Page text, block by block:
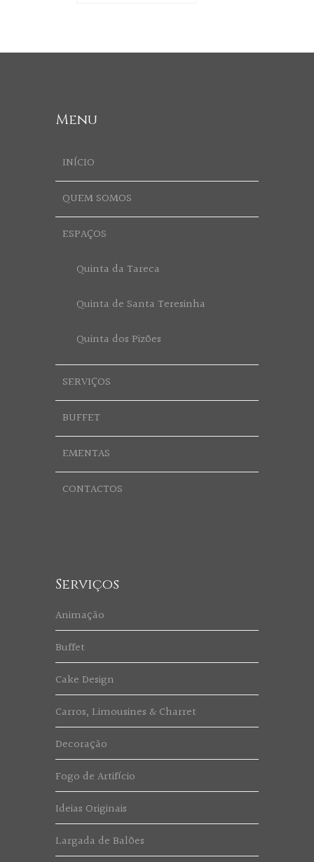
Menu
INÍCIO
QUEM SOMOS
ESPAÇOS
Quinta da Tareca
Quinta de Santa Teresinha
Quinta dos Pizões
SERVIÇOS
BUFFET
EMENTAS
CONTACTOS
Serviços
Animação
Buffet
Cake Design
Carros, Limousines & Charret
Decoração
Fogo de Artifício
Ideias Originais
Largada de Balões